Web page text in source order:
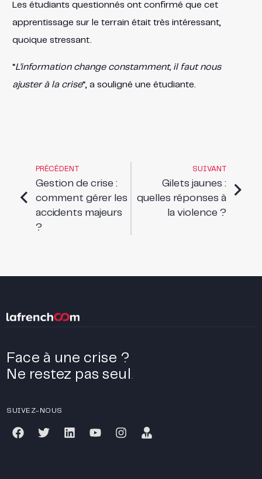
Les étudiants questionnés ont confirmé que cet
apprentissage sur le terrain était très intéressant,
quoique stressant.
“L’information change constamment, il faut nous
ajuster à la crise“, a souligné une étudiante.
PRÉCÉDENT
Gestion de crise :
comment gérer les
accidents majeurs
?
SUIVANT
Gilets jaunes :
quelles réponses à
la violence ?
Face à une crise ?
Ne restez pas seul .
SUIVEZ-NOUS